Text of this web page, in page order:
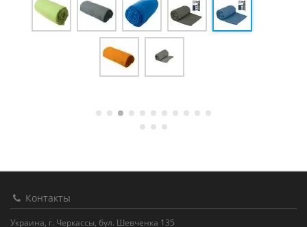
Контакты
Украина, г. Черкассы, бул. Шевченка 135